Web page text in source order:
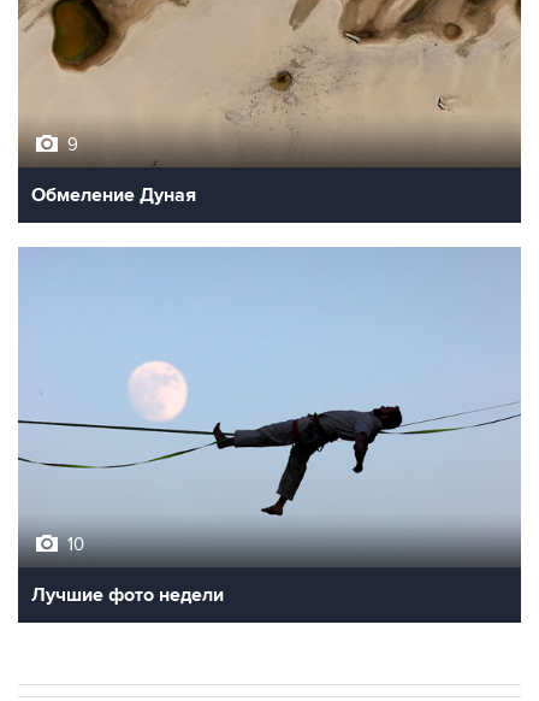
9
Обмеление Дуная
10
Лучшие фото недели